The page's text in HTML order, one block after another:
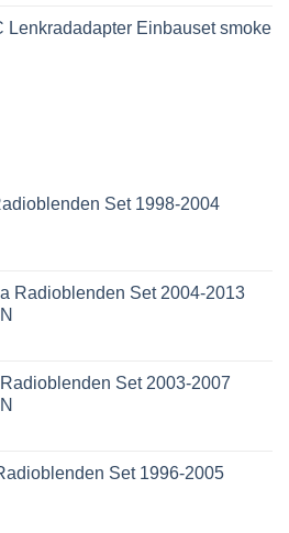
Lenkradadapter Einbauset smoke
Set 1998-2004
Radioblenden Set 2004-2013
Set 2003-2007
Set 1996-2005